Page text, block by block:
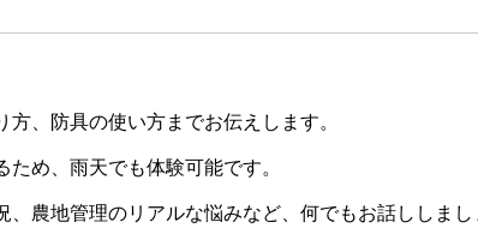
、防具の使い方までお伝えします。
ため、雨天でも体験可能です。
、農地管理のリアルな悩みなど、何でもお話ししまし